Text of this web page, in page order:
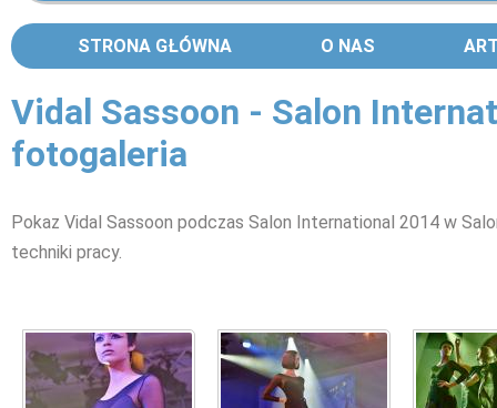
STRONA GŁÓWNA O NAS
Vidal Sassoon - Salon
fotogaleria
Pokaz Vidal Sassoon podczas Salon International 2014 w
techniki pracy.